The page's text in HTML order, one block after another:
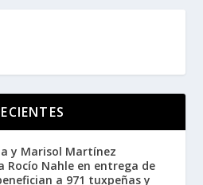
y Marisol Martínez
Rocío Nahle en entrega de
a 971 tuxpeñas y